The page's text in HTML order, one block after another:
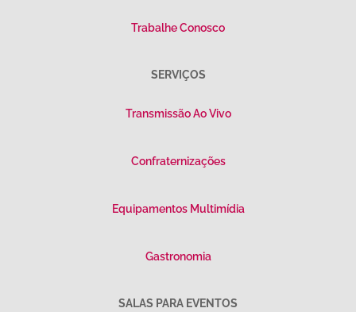
Trabalhe Conosco
SERVIÇOS
Transmissão Ao Vivo
Confraternizações
Equipamentos Multimídia
Gastronomia
SALAS PARA EVENTOS